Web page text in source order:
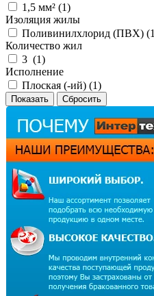
1,5 мм² (1)
Изоляция жилы
Поливинилхлорид (ПВХ) (1
Количество жил
3 (1)
Исполнение
Плоская (-ий) (1)